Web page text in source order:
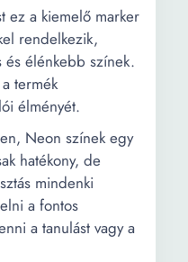
ez a kiemelő marker
rendelkezik,
élénkebb színek.
termék
élményét.
Neon színek egy
hatékony, de
mindenki
a fontos
a tanulást vagy a